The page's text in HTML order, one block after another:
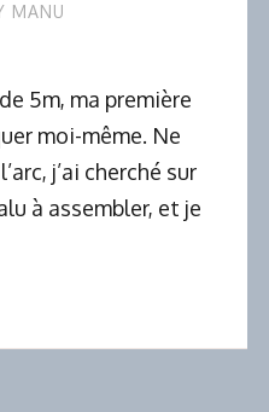
MANU
5m, ma première
moi-même. Ne
j’ai cherché sur
à assembler, et je